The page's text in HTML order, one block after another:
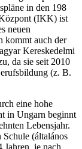
in den 198
(IKK) ist
neuen
kommt auch der
Kereskedelmi
da sie seit 2010
(z. B.
eine hohe
in Ungarn beginnt
Lebensjahr.
(általános